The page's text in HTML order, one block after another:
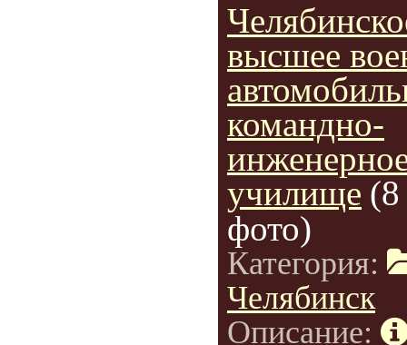
высшее
командно-
училище (8
фото)
Категория:
Челябинск
Описание: